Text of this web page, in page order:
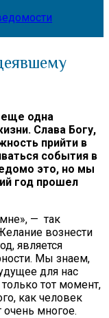
еще одна
Слава Богу,
прийти в
события в
это, но мы
год прошел
— так
вознести
является
Мы знаем,
для нас
тот момент,
как человек
очень многое.